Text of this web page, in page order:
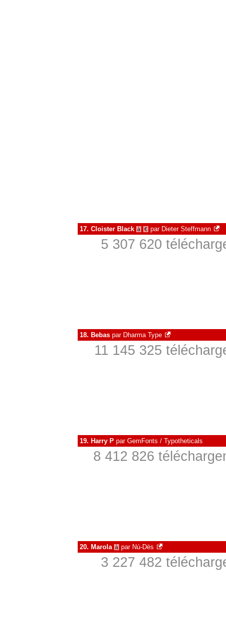
17. Cloister Black à € par Dieter Steffmann
5 307 620
18. Bebas par Dharma Type
11 145 325
19. Harry P par GemFonts / Typotheticals
8 412 826
20. Marola à par Nú-Dës
3 227 482